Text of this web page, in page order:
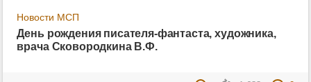
Новости МСП
День рождения писателя-фантаста, художника,
врача Сковородкина В.Ф.